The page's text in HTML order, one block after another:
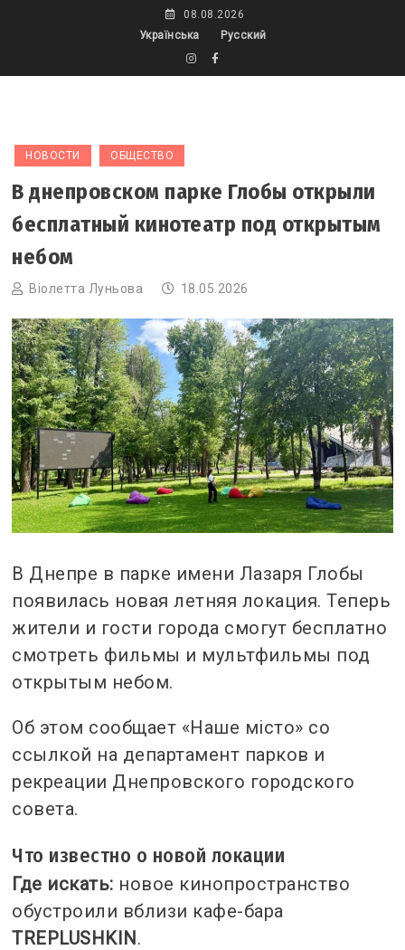
08.08.2026
Українська
Русский
НОВОСТИ ОБЩЕСТВО
В днепровском парке Глобы открыли
бесплатный кинотеатр под открытым
небом
Віолетта Луньова 18.05.2026
В Днепре в парке имени Лазаря Глобы
появилась новая летняя локация. Теперь
жители и гости города смогут бесплатно
смотреть фильмы и мультфильмы под
открытым небом.
Об этом сообщает «Наше місто» со
ссылкой на департамент парков и
рекреации Днепровского городского
совета.
Что известно о новой локации
Где искать: новое кинопространство
обустроили вблизи кафе-бара
TREPLUSHKIN.